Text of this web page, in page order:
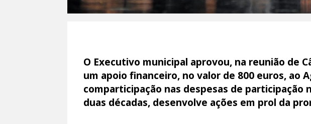
O Executivo municipal aprovou, na reunião de
um apoio financeiro, no valor de 800 euros, ao
comparticipação nas despesas de participação
duas décadas, desenvolve ações em prol da